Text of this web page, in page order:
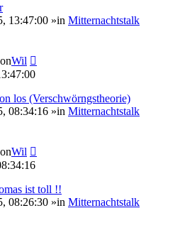
13:47:00 »in Mitternachtstalk
Wil
los (Verschwörngstheorie)
08:34:16 »in Mitternachtstalk
Wil
ist toll !!
08:26:30 »in Mitternachtstalk